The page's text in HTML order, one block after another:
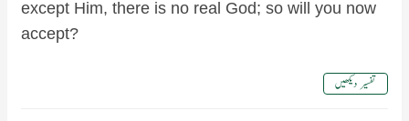
except Him, there is no real God; so will you now
accept?
تفسیر دیکھیں